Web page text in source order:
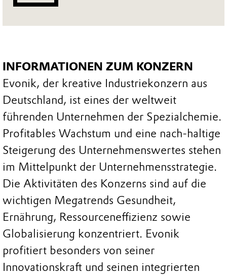
INFORMATIONEN ZUM KONZERN
Evonik, der kreative Industriekonzern aus
Deutschland, ist eines der weltweit
führenden Unternehmen der Spezialchemie.
Profitables Wachstum und eine nach-haltige
Steigerung des Unternehmenswertes stehen
im Mittelpunkt der Unternehmensstrategie.
Die Aktivitäten des Konzerns sind auf die
wichtigen Megatrends Gesundheit,
Ernährung, Ressourceneffizienz sowie
Globalisierung konzentriert. Evonik
profitiert besonders von seiner
Innovationskraft und seinen integrierten